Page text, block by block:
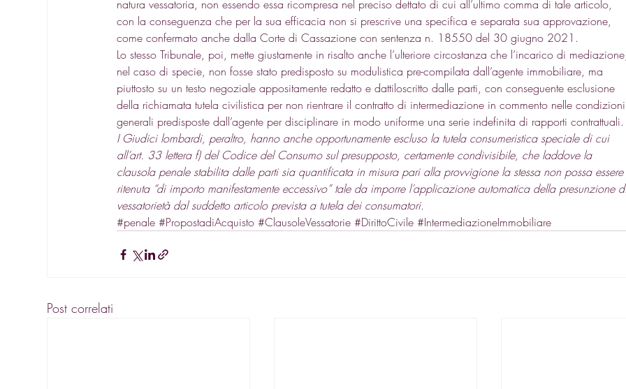
natura vessatoria, non essendo essa ricompresa nel preciso dettato di cui all’ultimo comma di tale articolo,
con la conseguenza che per la sua efficacia non si prescrive una specifica e separata sua approvazione,
come confermato anche dalla Corte di Cassazione con sentenza n. 18550 del 30 giugno 2021.
Lo stesso Tribunale, poi, mette giustamente in risalto anche l’ulteriore circostanza che l’incarico di mediazione,
nel caso di specie, non fosse stato predisposto su modulistica pre-compilata dall’agente immobiliare, ma
piuttosto su un testo negoziale appositamente redatto e dattiloscritto dalle parti, con conseguente esclusione
della richiamata tutela civilistica per non rientrare il contratto di intermediazione in commento nelle condizioni
generali predisposte dall’agente per disciplinare in modo uniforme una serie indefinita di rapporti contrattuali.
I Giudici lombardi, peraltro, hanno anche opportunamente escluso la tutela consumeristica speciale di cui
all’art. 33 lettera f) del Codice del Consumo sul presupposto, certamente condivisibile, che laddove la
clausola penale stabilita dalle parti sia quantificata in misura pari alla provvigione la stessa non possa essere
ritenuta “di importo manifestamente eccessivo” tale da imporre l’applicazione automatica della presunzione
vessatorietà dal suddetto articolo prevista a tutela dei consumatori.
#penale #PropostadiAcquisto #ClausoleVessatorie #DirittoCivile #IntermediazioneImmobiliare
Post correlati